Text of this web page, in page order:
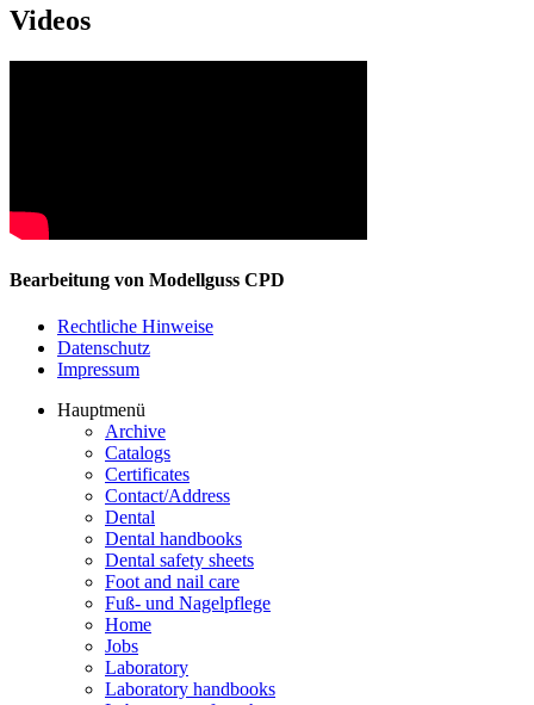
Videos
Bearbeitung von Modellguss CPD
Rechtliche Hinweise
Datenschutz
Impressum
Hauptmenü
Archive
Catalogs
Certificates
Contact/Address
Dental
Dental handbooks
Dental safety sheets
Foot and nail care
Fuß- und Nagelpflege
Home
Jobs
Laboratory
Laboratory handbooks